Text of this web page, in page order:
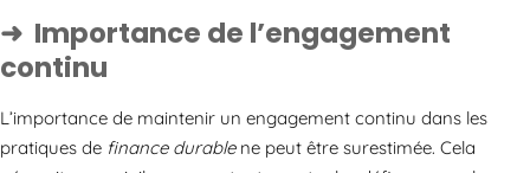
Importance de l’engagement
continu
L’importance de maintenir un engagement continu dans les
pratiques de finance durablene peut être surestimée. Cela